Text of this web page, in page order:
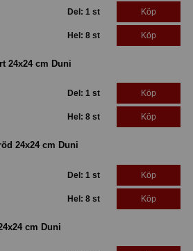
Del: 1 st Köp
Hel: 8 st Köp
24x24 cm Duni
Del: 1 st Köp
Hel: 8 st Köp
24x24 cm Duni
Del: 1 st Köp
Hel: 8 st Köp
cm Duni